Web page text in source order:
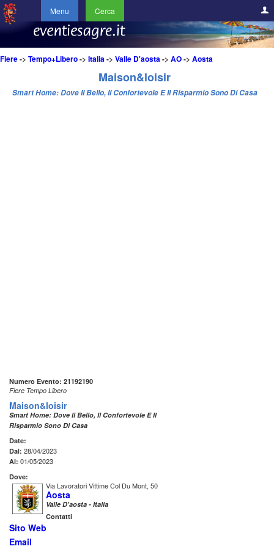
Menu Cerca
Fiere-> Tempo+Libero-> Italia-> Valle D'aosta-> AO-> Aosta
Maison&loisir
Smart Home: Dove Il Bello, Il Confortevole E Il Risparmio Sono Di Casa
Numero Evento: 21192190
Fiere Tempo Libero
Maison&loisir
Smart Home: Dove Il Bello, Il Confortevole E Il
Risparmio Sono Di Casa
Date:
Dal: 28/04/2023
Al: 01/05/2023
Dove:
Via Lavoratori Vittime Col Du Mont, 50
Aosta
Valle D'aosta - Italia
Contatti
Sito Web
Email